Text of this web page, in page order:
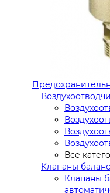
Все
Клапаны
Клапаны